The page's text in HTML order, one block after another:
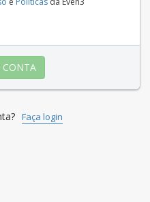
CONTA
Faça login